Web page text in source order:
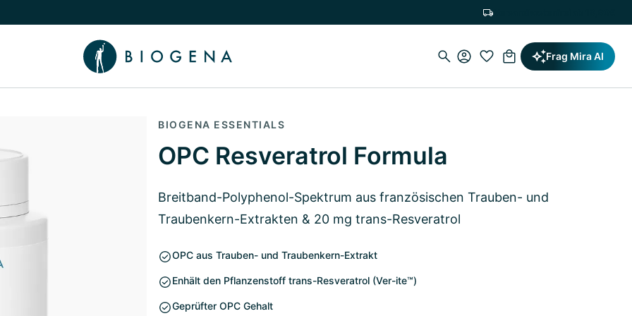
Wissen umschalten Frag Mira AI
BIOGENA ESSENTIALS
OPC Resveratrol Formula
Breitband-Polyphenol-Spektrum aus französischen Trauben- und
Traubenkern-Extrakten & 20 mg trans-Resveratrol
OPC aus Trauben- und Traubenkern-Extrakt
Enhält den Pflanzenstoff trans-Resveratrol (Ver-ite™)
Geprüfter OPC Gehalt